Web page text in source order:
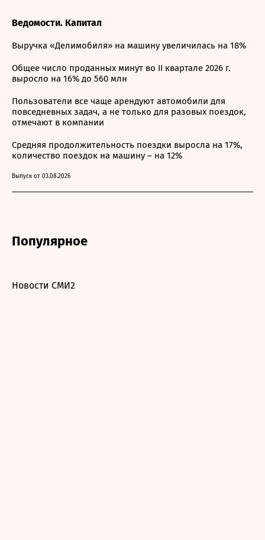
Ведомости. Капитал
Выручка «Делимобиля» на машину увеличилась на 18%
Общее число проданных минут во II квартале 2026 г.
выросло на 16% до 560 млн
Пользователи все чаще арендуют автомобили для
повседневных задач, а не только для разовых поездок,
отмечают в компании
Средняя продолжительность поездки выросла на 17%,
количество поездок на машину – на 12%
Выпуск от 03.08.2026
Популярное
Новости СМИ2